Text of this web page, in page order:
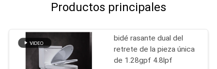
Productos principales
bidé rasante dual del
retrete de la pieza única
de 1.28gpf 4.8lpf